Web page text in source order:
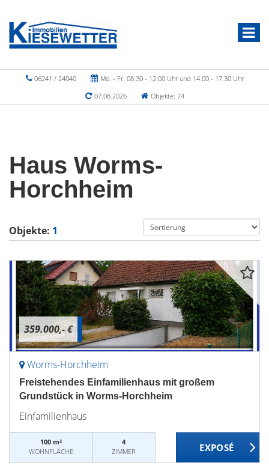
06241 / 24040
Mo. - Fr. 08.30 - 12.00 Uhr und 14.00 - 17.30 Uhr
07.08.2026
Objekte: 74
Haus Worms-
Horchheim
Objekte: 1
359.000,- €
Worms-Horchheim
Freistehendes Einfamilienhaus mit großem
Grundstück in Worms-Horchheim
Einfamilienhaus
100 m²
WOHNFLÄCHE
4
ZIMMER